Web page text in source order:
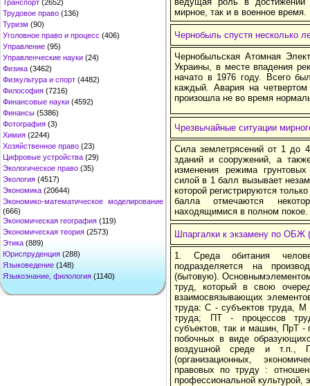
Транспорт (2652)
Трудовое право (136)
Туризм (90)
Уголовное право и процесс (406)
Управление (95)
Управленческие науки (24)
Физика (3462)
Физкультура и спорт (4482)
Философия (7216)
Финансовые науки (4592)
Финансы (5386)
Фотография (3)
Химия (2244)
Хозяйственное право (23)
Цифровые устройства (29)
Экологическое право (35)
Экология (4517)
Экономика (20644)
Экономико-математическое моделирование
(666)
Экономическая география (119)
Экономическая теория (2573)
Этика (889)
Юриспруденция (288)
Языковедение (148)
Языкознание, филология (1140)
мирное, так и в военное время.
Чернобыль спустя несколько
Чернобыльская Атомная
Украины, в месте впадения
начато в 1976 году. Всего
каждый. Авария на
произошла не во время
Чрезвычайные ситуации
Сила землетрясений от 1 до
зданий и сооружений, а
изменения режима
силой в 1 балл вызывает
которой регистрируются
балла отмечаются
находящимися в полном покое.
Шпаргалки к экзамену по ОБЖ
1. Среда обитания
подразделяется на
(бытовую).
труд, который в свою
взаимосвязывающих
труда: С - субъектов труда,
труда; ПТ - процессов
субъектов, так и машин, ПрТ -
побочных в виде
воздушной среде и т.п.,
(организационных,
правовых по труду :
профессиональной культурой,